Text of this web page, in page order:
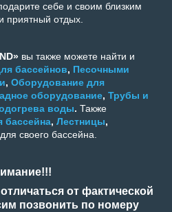
себе и своим близким
приятный отдых.
вы также можете найти и
бассейнов, Песочными
, Оборудование для
оборудование, Трубы и
воды. Также
бассейна, Лестницы,
для своего бассейна.
от фактической
позвонить по номеру